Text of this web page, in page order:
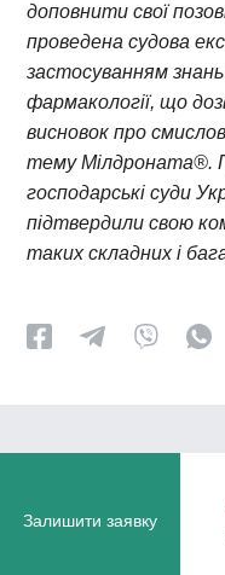
доповнити свої
проведена судова
застосуванням
фармакології, що
висновок про
тему Мілдроната®.
господарські суди
підтвердили свою
таких складних і
Залишити заявку